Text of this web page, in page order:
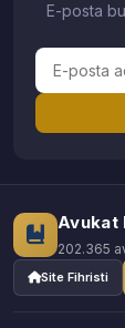
E-posta
Avukat
202.365
Site Fihristi